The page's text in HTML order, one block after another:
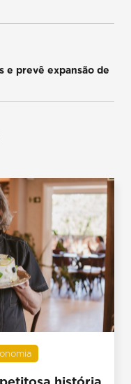
e prevê expansão de